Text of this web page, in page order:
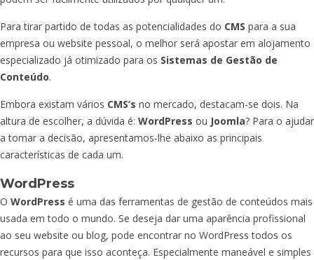
Para tirar partido de todas as potencialidades do CMS para a sua
empresa ou website pessoal, o melhor será apostar em alojamento
especializado já otimizado para os Sistemas de Gestão de
Conteúdo.
Embora existam vários CMS’s no mercado, destacam-se dois. Na
altura de escolher, a dúvida é: WordPress ou Joomla? Para o ajudar
a tomar a decisão, apresentamos-lhe abaixo as principais
características de cada um.
WordPress
O WordPress é uma das ferramentas de gestão de conteúdos mais
usada em todo o mundo. Se deseja dar uma aparência profissional
ao seu website ou blog, pode encontrar no WordPress todos os
recursos para que isso aconteça. Especialmente maneável e simples